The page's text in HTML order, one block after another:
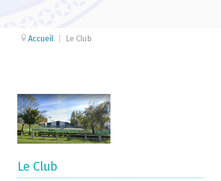
Accueil Le Club
Le Club